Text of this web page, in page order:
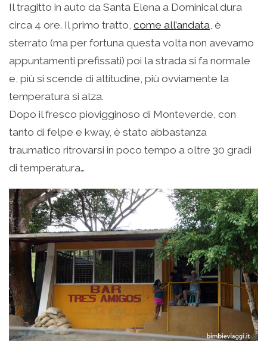
Il tragitto in auto da Santa Elena a Dominical dura
circa 4 ore. Il primo tratto, come all’andata , è
sterrato (ma per fortuna questa volta non avevamo
appuntamenti prefissati) poi la strada si fa normale
e, più si scende di altitudine, più ovviamente la
temperatura si alza.
Dopo il fresco piovigginoso di Monteverde, con
tanto di felpe e kway, è stato abbastanza
traumatico ritrovarsi in poco tempo a oltre 30 gradi
di temperatura…